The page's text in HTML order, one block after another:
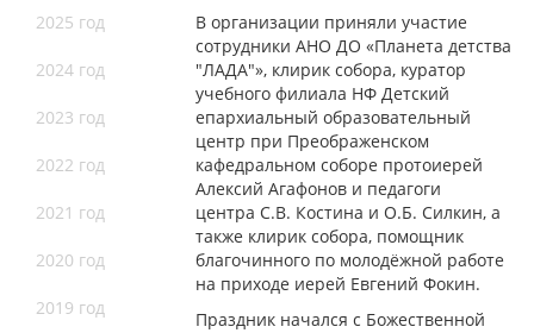
2025 год
2024 год
2023 год
2022 год
2021 год
2020 год
2019 год
В организации приняли участие
сотрудники АНО ДО «Планета детства
"ЛАДА"», клирик собора, куратор
учебного филиала НФ Детский
епархиальный образовательный
центр при Преображенском
кафедральном соборе протоиерей
Алексий Агафонов и педагоги
центра С.В. Костина и О.Б. Силкин, а
также клирик собора, помощник
благочинного по молодёжной работе
на приходе иерей Евгений Фокин.
Праздник начался с Божественной